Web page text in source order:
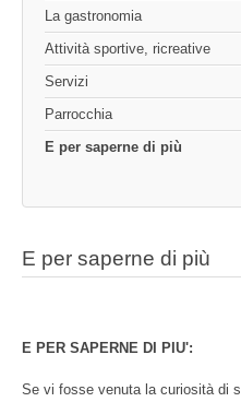
La gastronomia
Attività sportive, ricreative
Servizi
Parrocchia
E per saperne di più
E per saperne di più
E PER SAPERNE DI PIU':
Se vi fosse venuta la curiosità di